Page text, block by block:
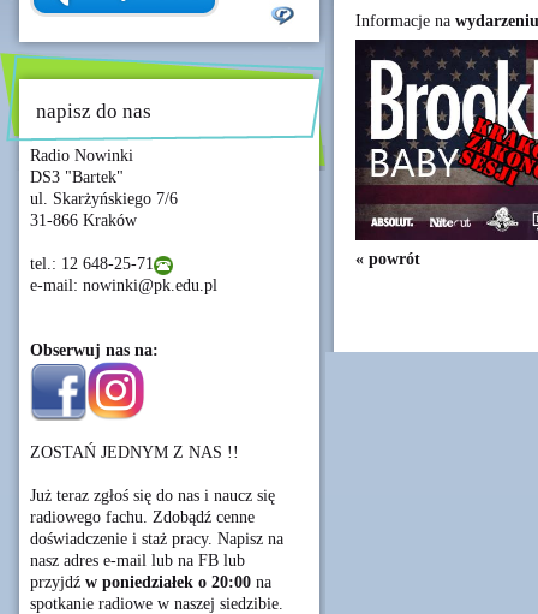
napisz do nas
Radio Nowinki
DS3 "Bartek"
ul. Skarżyńskiego 7/6
31-866 Kraków
tel.: 12 648-25-71
e-mail: nowinki@pk.edu.pl
Obserwuj nas na:
ZOSTAŃ JEDNYM Z NAS !!
Już teraz zgłoś się do nas i naucz się
radiowego fachu. Zdobądź cenne
doświadczenie i staż pracy. Napisz na
nasz adres e-mail lub na FB lub
przyjdź w poniedziałek o 20:00 na
spotkanie radiowe w naszej siedzibie.
Informacje na
« powrót